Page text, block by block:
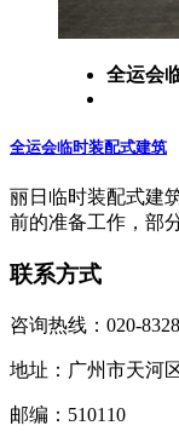
全运会
全运会临时装配式建筑
丽日临时装配式建
前的准备工作，部
联系方式
咨询热线：020-
地址：广州市天河
邮编：510110